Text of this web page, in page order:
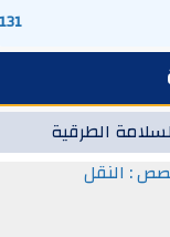
131
الطرقية
: النقل